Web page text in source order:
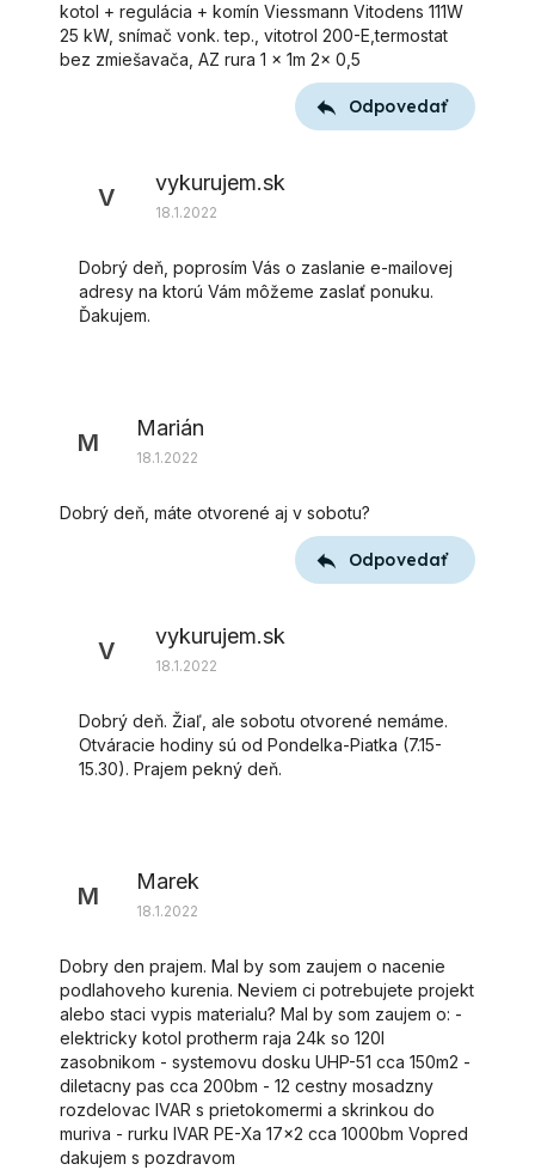
kotol + regulácia + komín Viessmann Vitodens 111W
25 kW, snímač vonk. tep., vitotrol 200-E,termostat
bez zmiešavača, AZ rura 1 x 1m 2x 0,5
Odpovedať
V
vykurujem.sk
18.1.2022
Dobrý deň, poprosím Vás o zaslanie e-mailovej
adresy na ktorú Vám môžeme zaslať ponuku.
Ďakujem.
M
Marián
18.1.2022
Dobrý deň, máte otvorené aj v sobotu?
Odpovedať
V
vykurujem.sk
18.1.2022
Dobrý deň. Žiaľ, ale sobotu otvorené nemáme.
Otváracie hodiny sú od Pondelka-Piatka (7.15-
15.30). Prajem pekný deň.
M
Marek
18.1.2022
Dobry den prajem. Mal by som zaujem o nacenie
podlahoveho kurenia. Neviem ci potrebujete projekt
alebo staci vypis materialu? Mal by som zaujem o: -
elektricky kotol protherm raja 24k so 120l
zasobnikom - systemovu dosku UHP-51 cca 150m2 -
diletacny pas cca 200bm - 12 cestny mosadzny
rozdelovac IVAR s prietokomermi a skrinkou do
muriva - rurku IVAR PE-Xa 17x2 cca 1000bm Vopred
dakujem s pozdravom